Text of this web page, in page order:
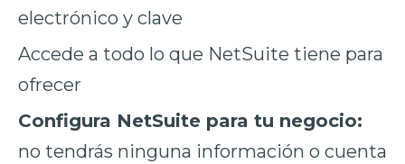
electrónico y clave
Accede a todo lo que NetSuite tiene para
ofrecer
Configura NetSuite para tu negocio:
no tendrás ninguna información o cuenta